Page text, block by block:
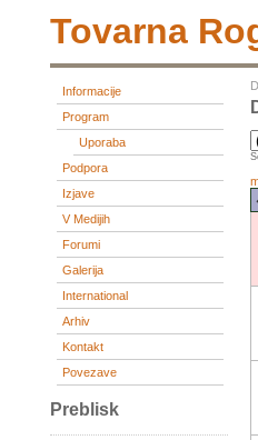
Tovarna
Informacije
Program
Uporaba
Podpora
Izjave
V Medijih
Forumi
Galerija
International
Arhiv
Kontakt
Povezave
Preblisk